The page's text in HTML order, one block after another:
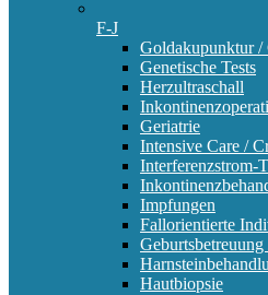
F-J
Goldakupunktur /
Genetische Tests
Herzultraschall
Geriatrie
Intensive Care /
Interferenzstrom-
Impfungen
Fallorientierte
Hautbiopsie